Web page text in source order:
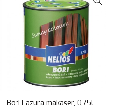
Bori Lazura makaser, 0,75l